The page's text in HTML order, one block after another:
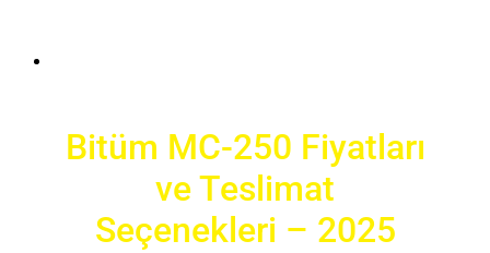
Bitüm MC-250 Fiyatları
ve Teslimat
Seçenekleri – 2025